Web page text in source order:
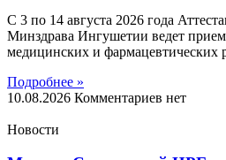
С 3 по 14 августа 2026 года
Минздрава Ингушетии ведет
медицинских и фармацевтических
Подробнее »
10.08.2026 Комментариев нет
Новости